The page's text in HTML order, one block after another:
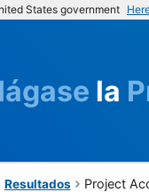
States government
la
Resultados Project